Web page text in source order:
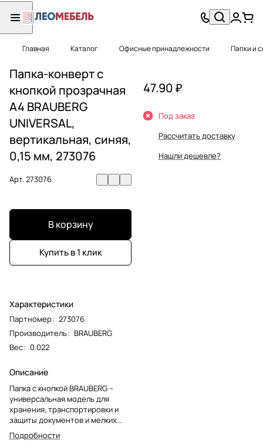
Главная Каталог Офисные принадлежности Папки и
Папка-конверт с
кнопкой прозрачная
А4 BRAUBERG
UNIVERSAL,
вертикальная, синяя,
0,15 мм, 273076
Арт.273076
В корзину
Купить в 1 клик
Характеристики
Партномер: 273076
Производитель: BRAUBERG
Вес: 0.022
Описание
Папка с кнопкой BRAUBERG –
универсальная модель для
хранения, транспортировки и
защиты документов и мелких
предметов от негативных
внешних факторов. Станет
Подробности
47.90 ₽
Под заказ
Рассчитать доставку
Нашли дешевле?